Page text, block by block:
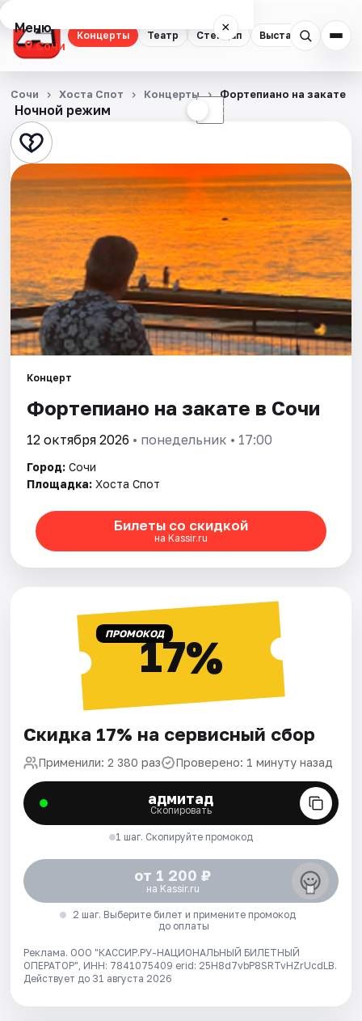
Концерты Театр Стендап Выставки
Меню ×
Сочи
Концерты
Театр
Стендап
Выставки
Квесты
Экскурсии
Спорт
События
Города
Площадки
Артисты
Рейтинги
Ночной режим ☾
Сочи Хоста Спот Концерты Фортепиано на закате
Концерт
Фортепиано на закате в Сочи
12 октября 2026 • понедельник • 17:00
Город: Сочи
Площадка: Хоста Спот
Билеты со скидкой
на Kassir.ru
ПРОМОКОД17%
Скидка 17% на сервисный сбор
Применили: 2 380 раз Проверено: 1 минуту назад
адмитад
Скопировать
1 шаг. Скопируйте промокод
от 1 200 ₽
на Kassir.ru
2 шаг. Выберите билет и примените промокод
до оплаты
Реклама. ООО "КАССИР.РУ-НАЦИОНАЛЬНЫЙ БИЛЕТНЫЙ
ОПЕРАТОР", ИНН: 7841075409 erid: 25H8d7vbP8SRTvHZrUcdLB.
Действует до 31 августа 2026